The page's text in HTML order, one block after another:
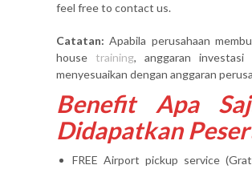
feel free to contact us.
Catatan: Apabila perusahaan
house training, anggaran investasi
menyesuaikan dengan anggaran
Benefit Apa
Didapatkan
FREE Airport pickup service